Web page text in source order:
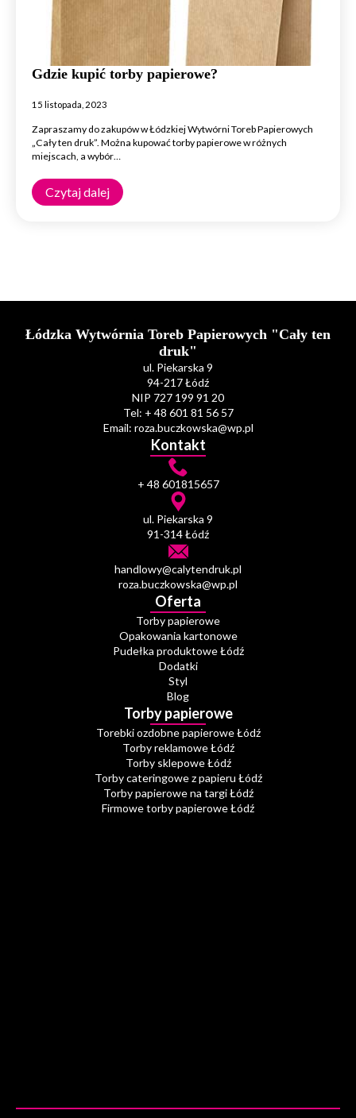
Gdzie kupić torby papierowe?
15 listopada, 2023
Zapraszamy do zakupów w Łódzkiej Wytwórni Toreb Papierowych
„Cały ten druk”. Można kupować torby papierowe w różnych
miejscach, a wybór…
Czytaj dalej
Łódzka Wytwórnia Toreb Papierowych "Cały ten
druk"
ul. Piekarska 9
94-217 Łódź
NIP 727 199 91 20
Tel: + 48 601 81 56 57
Email: roza.buczkowska@wp.pl
Kontakt
+ 48 601815657
ul. Piekarska 9
91-314 Łódź
handlowy@calytendruk.pl
roza.buczkowska@wp.pl
Oferta
Torby papierowe
Opakowania kartonowe
Pudełka produktowe Łódź
Dodatki
Styl
Blog
Torby papierowe
Torebki ozdobne papierowe Łódź
Torby reklamowe Łódź
Torby sklepowe Łódź
Torby cateringowe z papieru Łódź
Torby papierowe na targi Łódź
Firmowe torby papierowe Łódź